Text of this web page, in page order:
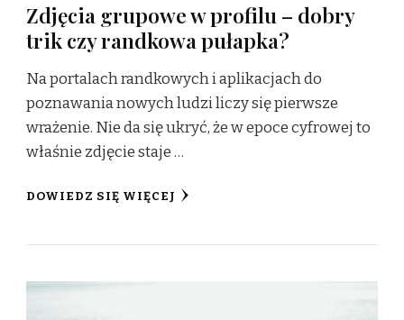
Zdjęcia grupowe w profilu – dobry
trik czy randkowa pułapka?
Na portalach randkowych i aplikacjach do
poznawania nowych ludzi liczy się pierwsze
wrażenie. Nie da się ukryć, że w epoce cyfrowej to
właśnie zdjęcie staje …
DOWIEDZ SIĘ WIĘCEJ